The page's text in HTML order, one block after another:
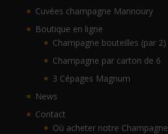
Cuvées champagne Mannoury
Boutique en ligne
Champagne bouteilles (par 2)
Champagne par carton de 6
3 Cépages Magnum
News
Contact
Où acheter notre Champagne